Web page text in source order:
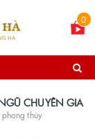
0
CHUYÊN GIA
thủy